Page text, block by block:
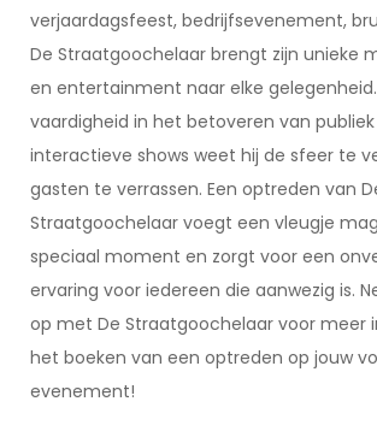
verjaardagsfeest, bedrijfsevenement,
De Straatgoochelaar brengt zijn unieke
en entertainment naar elke
vaardigheid in het betoveren van publiek
interactieve shows weet hij de sfeer te
gasten te verrassen. Een optreden van
Straatgoochelaar voegt een vleugje
speciaal moment en zorgt voor een
ervaring voor iedereen die aanwezig is.
op met De Straatgoochelaar voor meer
het boeken van een optreden op jouw
evenement!